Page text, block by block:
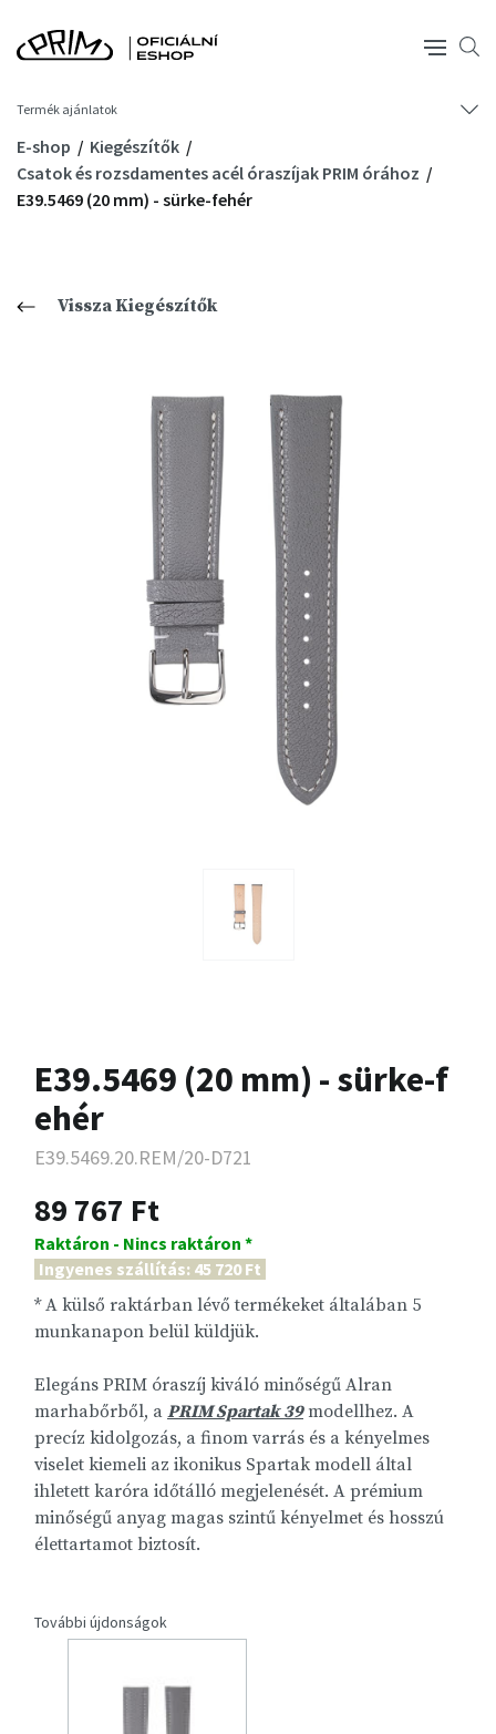
Termék ajánlatok
E-shop
Kiegészítők
Csatok és rozsdamentes acél óraszíjak PRIM órához
E39.5469 (20 mm) - sürke-fehér
Vissza Kiegészítők
E39.5469 (20 mm) - sürke-f
ehér
E39.5469.20.REM/20-D721
89 767 Ft
Raktáron - Nincs raktáron *
Ingyenes szállítás: 45 720 Ft
* A külső raktárban lévő termékeket általában 5
munkanapon belül küldjük.
Elegáns PRIM óraszíj kiváló minőségű Alran
marhabőrből, a PRIM Spartak 39modellhez. A
precíz kidolgozás, a finom varrás és a kényelmes
viselet kiemeli az ikonikus Spartak modell által
ihletett karóra időtálló megjelenését. A prémium
minőségű anyag magas szintű kényelmet és hosszú
élettartamot biztosít.
További újdonságok